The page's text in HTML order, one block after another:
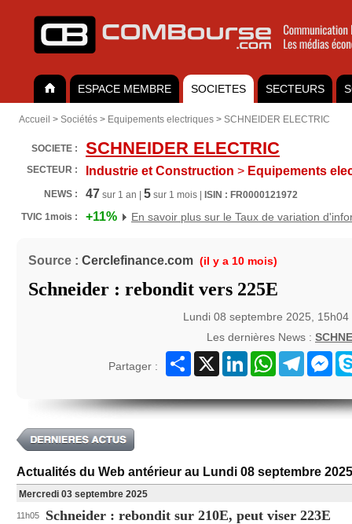
ESPACE MEMBRE SOCIETES SECTEURS
Accueil > Sociétés > Equipements electriques > SCHNEIDER ELECTRIC
SOCIETE : SCHNEIDER ELECTRIC
SECTEUR : Industrie et Construction > Equipements
NEWS : 47 sur 1 an | 5 sur 1 mois |
ISIN : FR0000121972
TVIC 1mois :
+11% En savoir plus sur le Taux de variation
Source : Cerclefinance.com (il y a 10 mois)
Schneider : rebondit vers 225E
Lundi 08 septembre 2025,
Les dernières News :
Partager :
Partager
X LinkedInWhatsAppTelegram
Actualités du Web antérieur au Lundi 08 septembre
Mercredi 03 septembre 2025
11h05 Schneider : rebondit sur 210E, peut viser 223E